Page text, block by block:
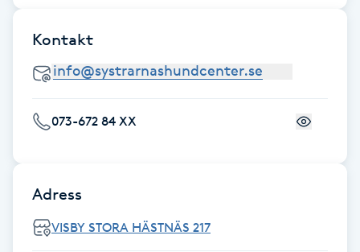
Fransförlängning Megavolym
Fransk manikyr
Frekvensterapi
Friskvård
Kontakt
073-672 84 XX
Adress
VISBY STORA HÄSTNÄS 217